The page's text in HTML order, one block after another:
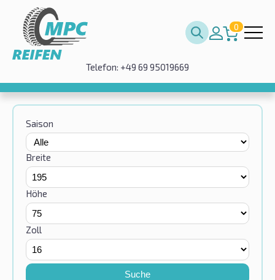
0
Telefon: +49 69 95019669
Saison
Breite
Höhe
Zoll
Suche